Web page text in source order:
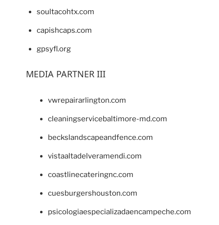
soultacohtx.com
capishcaps.com
gpsyfl.org
MEDIA PARTNER III
vwrepairarlington.com
cleaningservicebaltimore-md.com
beckslandscapeandfence.com
vistaaltadelveramendi.com
coastlinecateringnc.com
cuesburgershouston.com
psicologiaespecializadaencampeche.com